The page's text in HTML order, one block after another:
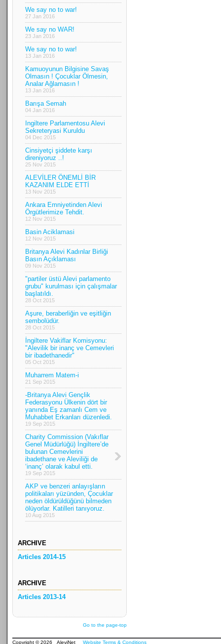
We say no to war!
27 Jan 2016
We say no WAR!
23 Jan 2016
We say no to war!
13 Jan 2016
Kamuoyunun Bilgisine Savaş
Olmasın ! Çocuklar Ölmesin,
Analar Ağlamasın !
13 Jan 2016
Barışa Semah
04 Jan 2016
Ingiltere Parlamentosu Alevi
Sekreteryasi Kuruldu
04 Dec 2015
Cinsiyetçi şiddete karşı
direniyoruz ..!
25 Nov 2015
ALEVİLER ÖNEMLİ BİR
KAZANIM ELDE ETTİ
13 Nov 2015
Ankara Emniyetinden Alevi
Örgütlerimize Tehdit.
12 Nov 2015
Basin Aciklamasi
12 Nov 2015
Britanya Alevi Kadınlar Birliği
Basın Açıklaması
09 Nov 2015
"partiler üstü Alevi parlamento
grubu" kurulması için çalışmalar
başlatıldı.
28 Oct 2015
Aşure, beraberliğin ve eşitliğin
sembolüdür.
28 Oct 2015
İngiltere Vakiflar Komisyonu:
"Alevilik bir inanç ve Cemevleri
bir ibadethanedir"
05 Oct 2015
Muharrem Matem-i
21 Sep 2015
-Britanya Alevi Gençlik
Federasyonu Ülkenin dört bir
yanında Eş zamanlı Cem ve
Muhabbet Erkanları düzenledi.
19 Sep 2015
Charity Commission (Vakıflar
Genel Müdürlüğü) İngiltere’de
bulunan Cemevlerini
ibadethane ve Aleviliği de
‘inanç’ olarak kabul etti.
19 Sep 2015
AKP ve benzeri anlayışların
politikaları yüzünden, Çocuklar
neden öldürüldüğünü bilmeden
ölüyorlar. Katilleri tanıyoruz.
10 Aug 2015
ARCHIVE
Articles 2014-15
ARCHIVE
Articles 2013-14
Go to the page-top
Copyright © 2026 AleviNet Website Terms & Conditions